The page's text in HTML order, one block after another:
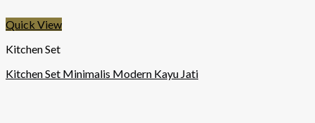
Quick View
Kitchen Set
Kitchen Set Minimalis Modern Kayu Jati